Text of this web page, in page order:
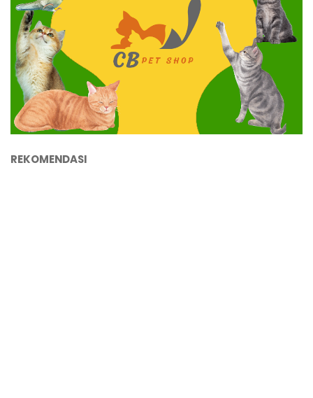
REKOMENDASI